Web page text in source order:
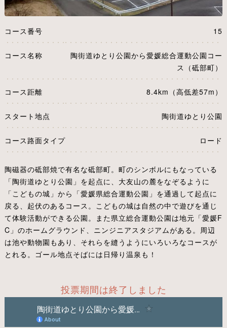
コース番号 15
コース名称
陶街道ゆとり公園から愛媛総合運動公園コー
ス（砥部町）
コース距離 8.4km（高低差57m）
スタート地点 陶街道ゆとり公園
コース路面タイプ ロード
陶磁器の砥部焼で有名な砥部町。町のシンボルにもなっている
「陶街道ゆとり公園」を起点に、大友山の麓をなぞるように
「こどもの城」から「愛媛県総合運動公園」を通過して起点に
戻る、起伏のあるコース。こどもの城は自然の中で遊びを通じ
て体験活動ができる公園。また県立総合運動公園は地元「愛媛F
C」のホームグラウンド、ニンジニアスタジアムがある。周辺
は池や動物園もあり、それらを縫うようにいろいろなコースが
とれる。ゴール地点そばには日帰り温泉も！
投票期間は終了しました